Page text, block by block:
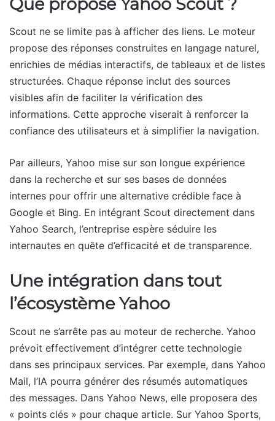
Scout ne se limite pas à afficher des liens. Le moteur
propose des réponses construites en langage naturel,
enrichies de médias interactifs, de tableaux et de listes
structurées. Chaque réponse inclut des sources
visibles afin de faciliter la vérification des
informations. Cette approche viserait à renforcer la
confiance des utilisateurs et à simplifier la navigation.
Par ailleurs, Yahoo mise sur son longue expérience
dans la recherche et sur ses bases de données
internes pour offrir une alternative crédible face à
Google et Bing. En intégrant Scout directement dans
Yahoo Search, l’entreprise espère séduire les
internautes en quête d’efficacité et de transparence.
Une intégration dans tout
l’écosystème Yahoo
Scout ne s’arrête pas au moteur de recherche. Yahoo
prévoit effectivement d’intégrer cette technologie
dans ses principaux services. Par exemple, dans Yahoo
Mail, l’IA pourra générer des résumés automatiques
des messages. Dans Yahoo News, elle proposera des
« points clés » pour chaque article. Sur Yahoo Sports,